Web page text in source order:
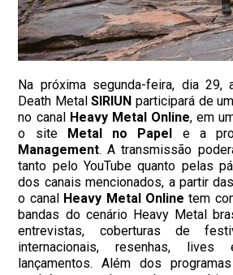
Na próxima segunda-feira, dia 29,
Death MetalSIRIUN participará de
no canal Heavy Metal Online, em
o site Metal no Papel e a
Management. A transmissão
tanto pelo YouTube quanto pelas
dos canais mencionados, a partir
o canal Heavy Metal Online tem
bandas do cenário Heavy Metal
entrevistas, coberturas de
internacionais, resenhas,
lançamentos. Além dos